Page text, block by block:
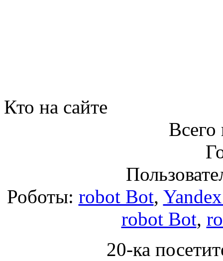
Кто на сайте
Всего
Роботы: robot Bot,
robot Bot,
20-ка